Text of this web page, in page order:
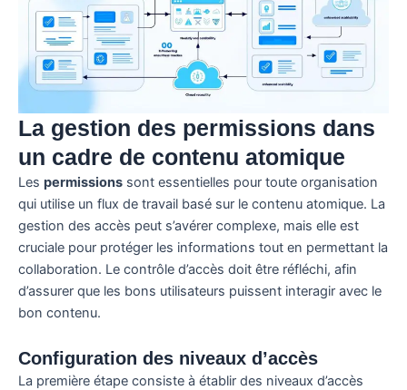
La gestion des permissions dans
un cadre de contenu atomique
Les permissions sont essentielles pour toute organisation
qui utilise un flux de travail basé sur le contenu atomique. La
gestion des accès peut s’avérer complexe, mais elle est
cruciale pour protéger les informations tout en permettant la
collaboration. Le contrôle d’accès doit être réfléchi, afin
d’assurer que les bons utilisateurs puissent interagir avec le
bon contenu.
Configuration des niveaux d’accès
La première étape consiste à établir des niveaux d’accès